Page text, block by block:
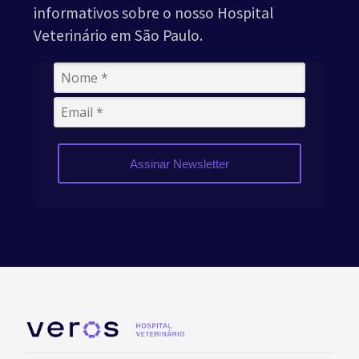
informativos sobre o nosso Hospital
Veterinário em São Paulo.
Assinar Newsletter